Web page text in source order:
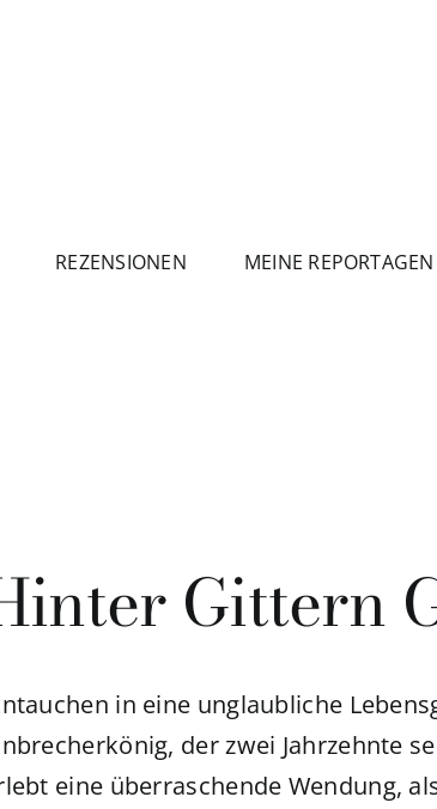
REZENSIONEN MEINE REPORTAGEN
Gittern
in eine unglaubliche
der zwei Jahrzehnte
eine überraschende Wendung,